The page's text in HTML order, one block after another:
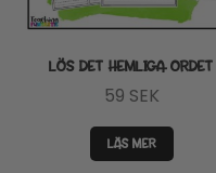
LÖS DET HEMLIGA ORDET
59 SEK
LÄS MER